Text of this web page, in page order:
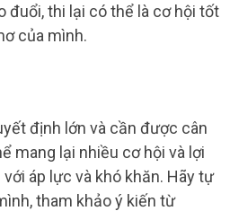
đuổi, thi lại có thể là cơ hội tốt
của mình.
định lớn và cần được cân
mang lại nhiều cơ hội và lợi
áp lực và khó khăn. Hãy tự
tham khảo ý kiến từ